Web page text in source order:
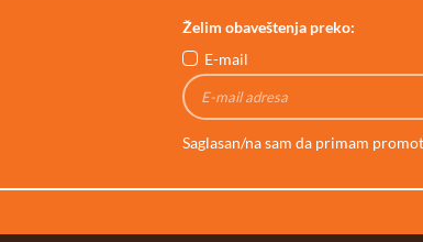
Želim obaveštenja preko:
E-mail
Saglasan/na sam da primam